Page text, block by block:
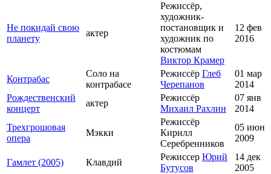
Не покидай свою
планету
актер
Режиссёр,
художник-
постановщик и
художник по
костюмам
Виктор Крамер
12 фев
2016
Контрабас
Соло на
контрабасе
Режиссёр Глеб
Черепанов
01 мар
2014
Рождественский
концерт
актер
Режиссёр
Михаил Рахлин
07 янв
2014
Трехгрошовая
опера
Мэкки
Режиссёр
Кирилл
Серебренников
05 июн
2009
Гамлет (2005) Клавдий
Режиссер Юрий
Бутусов
14 дек
2005